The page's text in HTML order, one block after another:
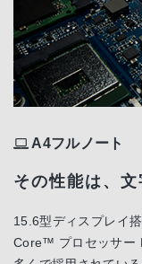
A4フルノート
その性能は、文
15.6型ディスプレイ
Core™ プロセッサー